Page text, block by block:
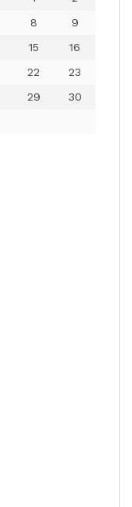
8
9
15
16
22
23
29
30